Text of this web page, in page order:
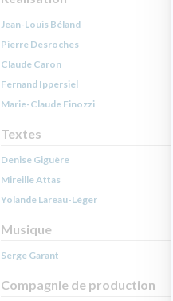
Jean-Louis Béland
Pierre Desroches
Claude Caron
Fernand Ippersiel
Marie-Claude Finozzi
Textes
Denise Giguère
Mireille Attas
Yolande Lareau-Léger
Musique
Serge Garant
Compagnie de production